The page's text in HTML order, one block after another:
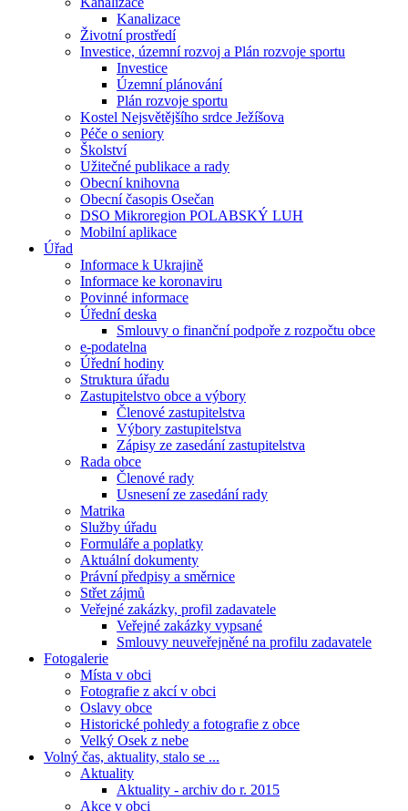
Kanalizace
Životní prostředí
Investice, územní rozvoj a Plán rozvoje sportu
Investice
Územní plánování
Plán rozvoje sportu
Kostel Nejsvětějšího srdce Ježíšova
Péče o seniory
Školství
Užitečné publikace a rady
Obecní knihovna
Obecní časopis Osečan
DSO Mikroregion POLABSKÝ LUH
Mobilní aplikace
Úřad
Informace k Ukrajině
Informace ke koronaviru
Povinné informace
Úřední deska
Smlouvy o finanční podpoře z rozpočtu obce
e-podatelna
Úřední hodiny
Struktura úřadu
Zastupitelstvo obce a výbory
Členové zastupitelstva
Výbory zastupitelstva
Zápisy ze zasedání zastupitelstva
Rada obce
Členové rady
Usnesení ze zasedání rady
Matrika
Služby úřadu
Formuláře a poplatky
Aktuální dokumenty
Právní předpisy a směrnice
Střet zájmů
Veřejné zakázky, profil zadavatele
Veřejné zakázky vypsané
Smlouvy neuveřejněné na profilu zadavatele
Fotogalerie
Místa v obci
Fotografie z akcí v obci
Oslavy obce
Historické pohledy a fotografie z obce
Velký Osek z nebe
Volný čas, aktuality, stalo se ...
Aktuality
Aktuality - archiv do r. 2015
Akce v obci